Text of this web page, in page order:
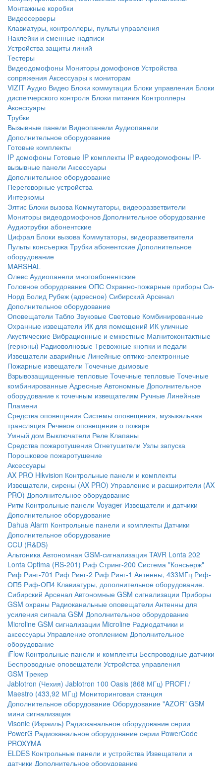
Монтажные коробки
Видеосерверы
Клавиатуры, контроллеры, пульты управления
Наклейки и сменные надписи
Устройства защиты линий
Тестеры
Видеодомофоны Мониторы домофонов Устройства
сопряжения Аксессуары к мониторам
VIZIT Аудио Видео Блоки коммутации Блоки управления Блоки
диспетчерского контроля Блоки питания Контроллеры
Аксессуары
Трубки
Вызывные панели Видеопанели Аудиопанели
Дополнительное оборудование
Готовые комплекты
IP домофоны Готовые IP комплекты IP видеодомофоны IP-
вызывные панели Аксессуары
Дополнительное оборудование
Переговорные устройства
Интеркомы
Элтис Блоки вызова Коммутаторы, видеоразветвители
Мониторы видеодомофонов Дополнительное оборудование
Аудиотрубки абонентские
Цифрал Блоки вызова Коммутаторы, видеоразветвители
Пульты консъержа Трубки абонентские Дополнительное
оборудование
MARSHAL
Олевс Аудиопанели многоабонентские
Головное оборудование ОПС Охранно-пожарные приборы Си-
Норд Болид Рубеж (адресное) Сибирский Арсенал
Дополнительное оборудование
Оповещатели Табло Звуковые Световые Комбинированные
Охранные извещатели ИК для помещений ИК уличные
Акустические Вибрационные и емкостные Магнитоконтактные
(герконы) Радиоволновые Тревожные кнопки и педали
Извещатели аварийные Линейные оптико-электронные
Пожарные извещатели Точечные дымовые
Взрывозащищенные тепловые Точечные тепловые Точечные
комбинированные Адресные Автономные Дополнительное
оборудование к точечным извещателям Ручные Линейные
Пламени
Средства оповещения Системы оповещения, музыкальная
трансляция Речевое оповещение о пожаре
Умный дом Выключатели Реле Клапаны
Средства пожаротушения Огнетушители Узлы запуска
Порошковое пожаротушение
Аксессуары
AX PRO Hikvision Контрольные панели и комплекты
Извещатели, сирены (AX PRO) Управление и расширители (AX
PRO) Дополнительное оборудование
Ритм Контрольные панели Voyager Извещатели и датчики
Дополнительное оборудование
Dahua Alarm Контрольные панели и комплекты Датчики
Дополнительное оборудование
CCU (R&DS)
Альтоника Автономная GSM-сигнализация TAVR Lonta 202
Lonta Optima (RS-201) Риф Стринг-200 Система "Консьерж"
Риф Ринг-701 Риф Ринг-2 Риф Ринг-1 Антенны, 433МГц Риф-
ОП5 Риф-ОП4 Клавиатуры, дополнительное оборудование.
Сибирский Арсенал Автономные GSM сигнализации Приборы
GSM охраны Радиоканальные оповещатели Антенны для
усиления сигнала GSM Дополнительное оборудование
Microline GSM cигнализации Microline Радиодатчики и
аксессуары Управление отоплением Дополнительное
оборудование
iFlow Контрольные панели и комплекты Беспроводные датчики
Беспроводные оповещатели Устройства управления
GSM Трекер
Jablotron (Чехия) Jablotron 100 Oasis (868 МГц) PROFI /
Maestro (433,92 МГц) Мониторинговая станция
Дополнительное оборудование Оборудование "AZOR" GSM
мини сигнализация
Visonic (Израиль) Радиоканальное оборудование серии
PowerG Радиоканальное оборудование серии PowerCode
PROXYMA
ELDES Контрольные панели и устройства Извещатели и
датчики Дополнительное оборудование